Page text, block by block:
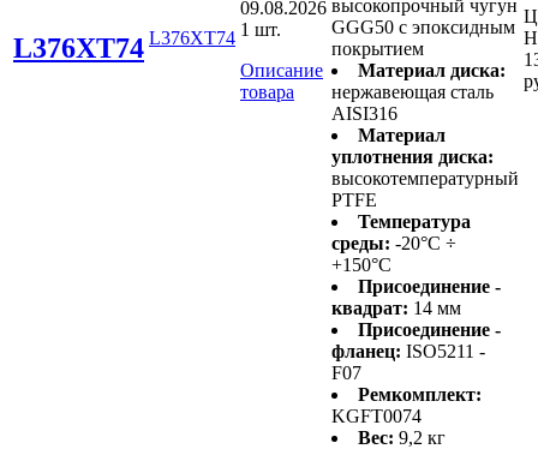
L376XT74 L376XT74
09.08.2026
1 шт.
Описание
товара
высокопрочный чугун
GGG50 с эпоксидным
покрытием
Материал диска:
нержавеющая сталь
AISI316
Материал
уплотнения диска:
высокотемпературный
PTFE
Температура
среды: -20°C ÷
+150°C
Присоединение -
квадрат: 14 мм
Присоединение -
фланец: ISO5211 -
F07
Ремкомплект:
KGFT0074
Вес: 9,2 кг